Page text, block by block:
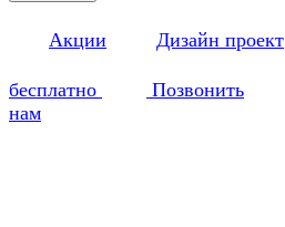
Акции Дизайн проект
бесплатно
Позвонить
нам